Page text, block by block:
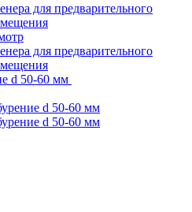
для предварительного
для предварительного
d 50-60 мм
d 50-60 мм
d 50-60 мм